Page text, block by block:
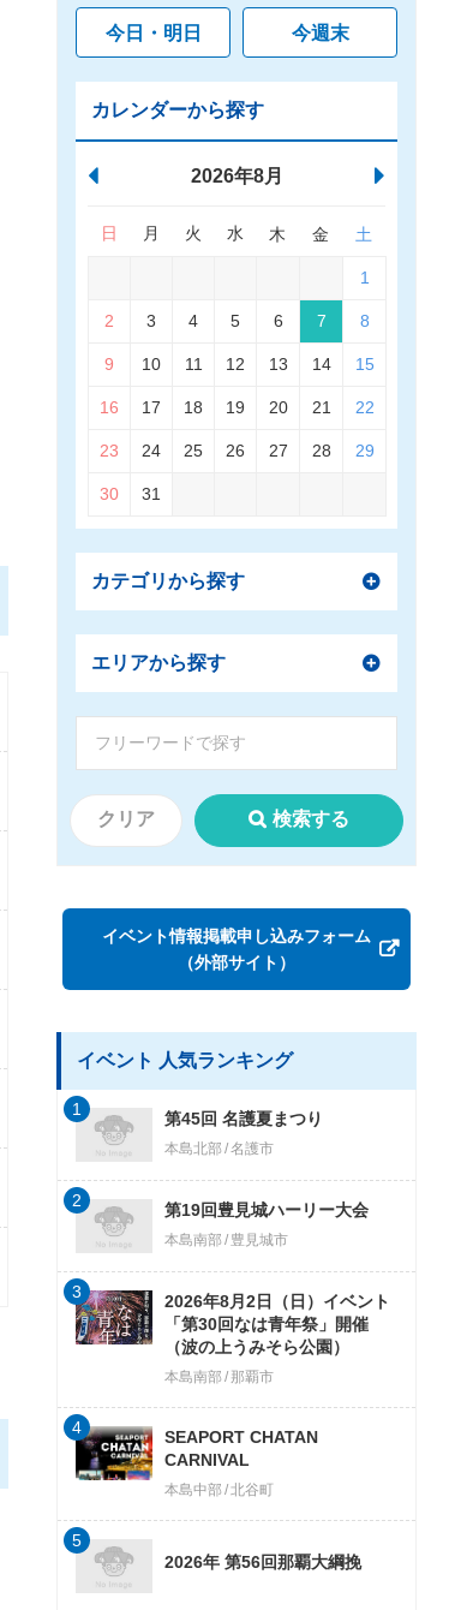
今日・明日 今週末
カレンダーから探す
2026年8月
日 月 火 水 木 金 土
1
2 3 4 5 6 7 8
9 10 11 12 13 14 15
16 17 18 19 20 21 22
23 24 25 26 27 28 29
30 31
カテゴリから探す
エリアから探す
クリア 検索する
イベント情報掲載申し込みフォーム
（外部サイト）
イベント 人気ランキング
第45回 名護夏まつり
本島北部 名護市
1
第19回豊見城ハーリー大会
本島南部 豊見城市
2
2026年8月2日（日）イベント
「第30回なは青年祭」開催
（波の上うみそら公園）
本島南部 那覇市
3
SEAPORT CHATAN
CARNIVAL
本島中部 北谷町
4
2026年 第56回那覇大綱挽
5